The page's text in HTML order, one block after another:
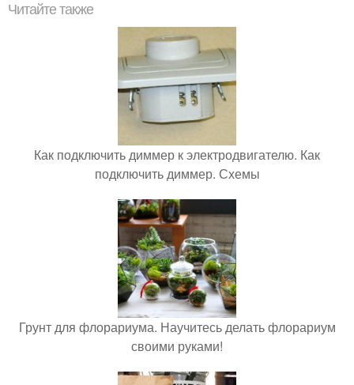
Читайте также
Как подключить диммер к электродвигателю. Как
подключить диммер. Схемы
Грунт для флорариума. Научитесь делать флорариум
своими руками!